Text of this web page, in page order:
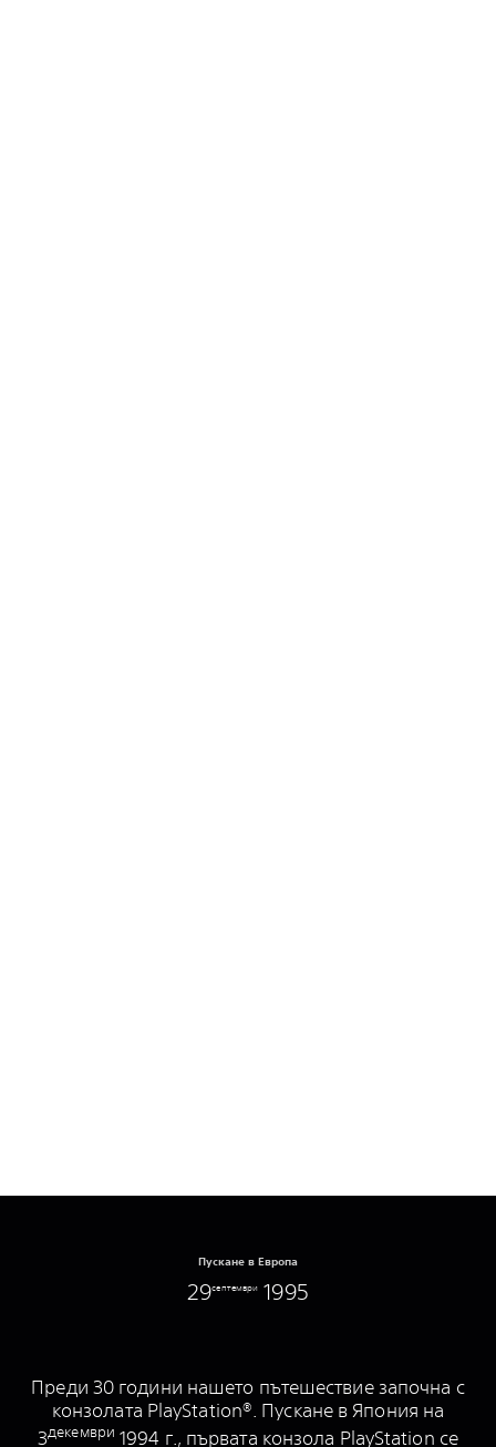
Пускане в Европа
29септември 1995
Преди 30 години нашето пътешествие започна с
конзолата PlayStation®. Пускане в Япония на
3декември 1994 г., първата конзола PlayStation се